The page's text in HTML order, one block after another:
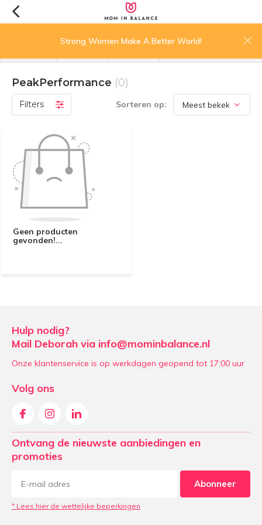
Strong Women Make A Better World!
PeakPerformance (0)
Filters Sorteren op:
Geen producten
gevonden!...
Hulp nodig?
Mail Deborah via info@mominbalance.nl
Onze klantenservice is op werkdagen geopend tot 17:00 uur
Volg ons
Ontvang de nieuwste aanbiedingen en
promoties
Abonneer
* Lees hier de wettelijke beperkingen